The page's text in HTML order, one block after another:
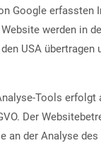
Google erfassten
werden in
USA übertragen
Tools erfolgt
Der
an der Analyse